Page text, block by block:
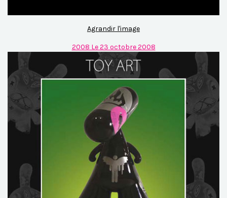
Agrandir l'image
2008 Le 23 octobre 2008